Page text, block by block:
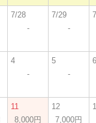
7/28
-
7/29
-
4
-
5
-
6
11
8,000円
12
7,000円